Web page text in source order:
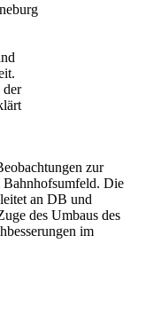
der
zur
Die
an DB und
des Umbaus des
im